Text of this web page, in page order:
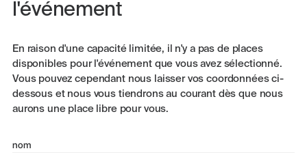
l'événement
En raison d'une capacité limitée, il n'y a pas de places
disponibles pour l'événement que vous avez sélectionné.
Vous pouvez cependant nous laisser vos coordonnées ci-
dessous et nous vous tiendrons au courant dès que nous
aurons une place libre pour vous.
nom